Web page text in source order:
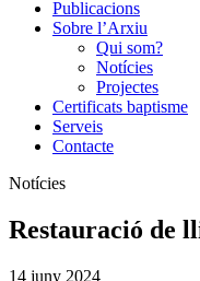
Publicacions
Sobre l’Arxiu
Qui som?
Notícies
Projectes
Certificats baptisme
Serveis
Contacte
Notícies
Restauració de
14 juny 2024